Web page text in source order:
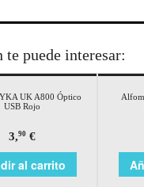
te puede interesar:
UK A800 Óptico
USB Rojo
3,90 €
al carrito